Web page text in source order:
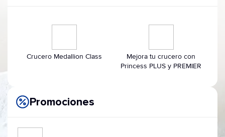
Crucero Medallion Class
Mejora tu crucero con
Princess PLUS y PREMIER
Promociones